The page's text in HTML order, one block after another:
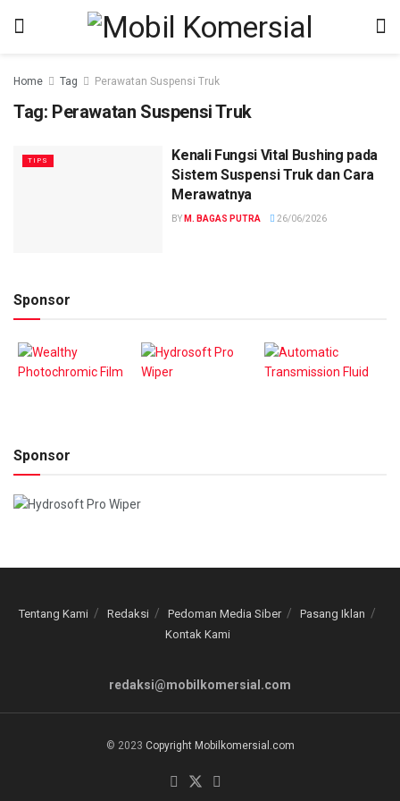
Home Tag Perawatan Suspensi Truk
Tag: Perawatan Suspensi Truk
TIPS
Kenali Fungsi Vital Bushing pada
Sistem Suspensi Truk dan Cara
Merawatnya
BY M. BAGAS PUTRA 26/06/2026
Sponsor
Sponsor
Tentang Kami Redaksi Pedoman Media Siber
Pasang Iklan
Kontak Kami
redaksi@mobilkomersial.com
© 2023 Copyright Mobilkomersial.com